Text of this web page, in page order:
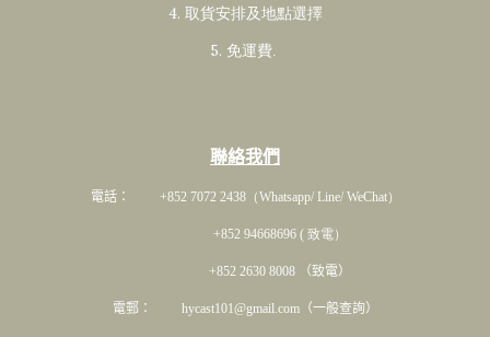
4. 取貨安排及地點選擇
5. 免運費.
聯絡我們
電話： +852 7072 2438（Whatsapp/ Line/ WeChat）
+852 94668696 ( 致電）
+852 2630 8008 （致電）
電郵： hycast101@gmail.com（一般查詢）